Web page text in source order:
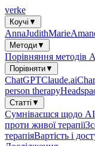
verke
Коучі ▼
AnnaJudithMarie
Методи▼
Порівняння методів
Порівняти▼
ChatGPTClaude.ai
person therapy
Статті ▼
Сумніваєшся щодо
проти живої терапії
терапіяВартість і